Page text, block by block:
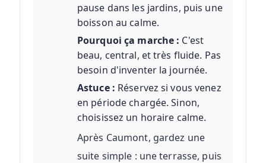
pause dans les jardins, puis une
boisson au calme.
Pourquoi ça marche : C'est
beau, central, et très fluide. Pas
besoin d'inventer la journée.
Astuce : Réservez si vous venez
en période chargée. Sinon,
choisissez un horaire calme.
Après Caumont, gardez une
suite simple : une terrasse, puis